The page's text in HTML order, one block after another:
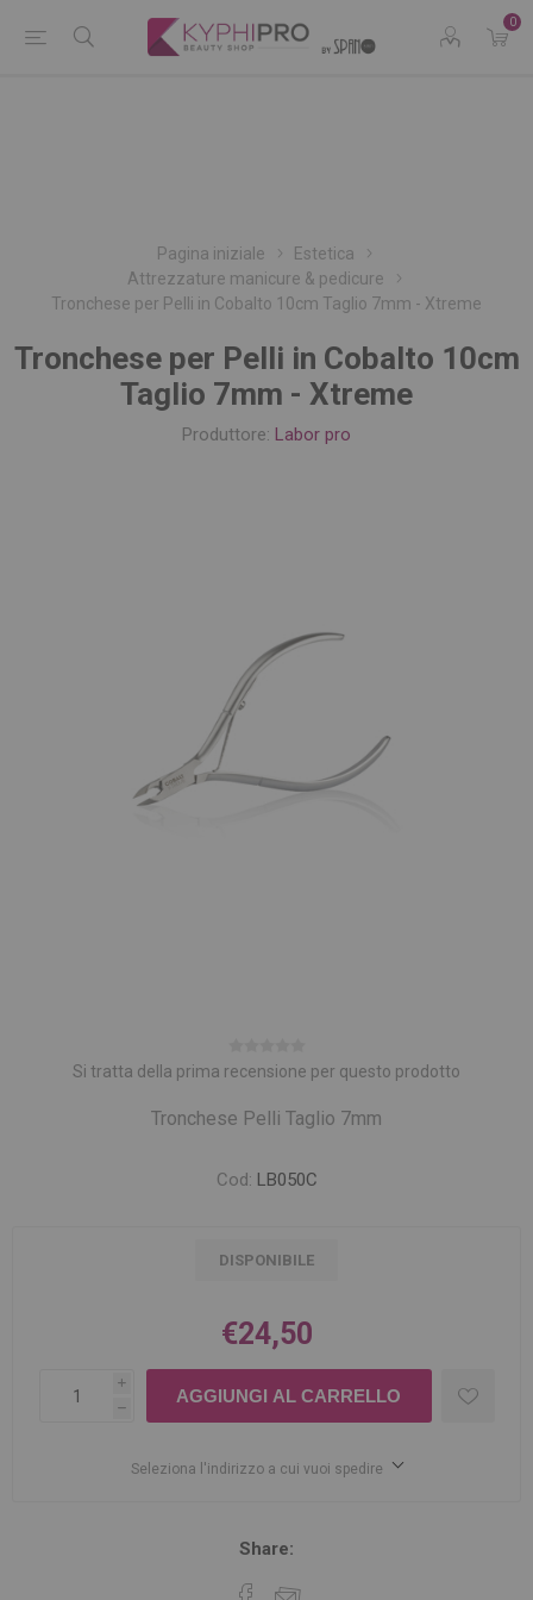
0
Pagina iniziale
Estetica
Attrezzature manicure & pedicure
Tronchese per Pelli in Cobalto 10cm Taglio 7mm - Xtreme
Tronchese per Pelli in Cobalto 10cm
Taglio 7mm - Xtreme
Produttore: Labor pro
Si tratta della prima recensione per questo prodotto
Tronchese Pelli Taglio 7mm
Cod: LB050C
DISPONIBILE
€24,50
i
h
Seleziona l'indirizzo a cui vuoi spedire
Share: